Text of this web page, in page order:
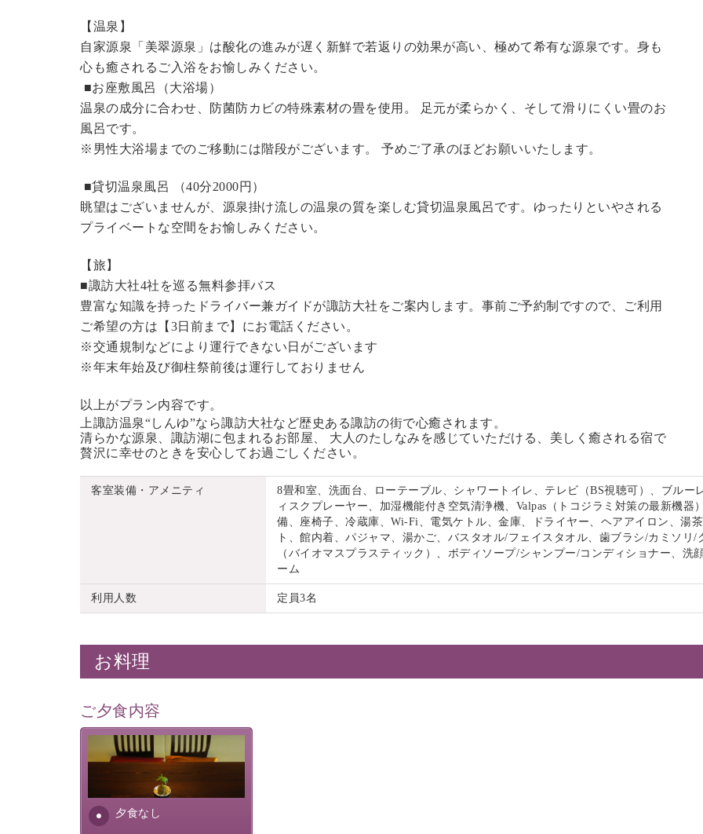
【温泉】
自家源泉「美翠源泉」は酸化の進みが遅く新鮮で若返りの効果が高い、極めて希有な源泉です。身も
心も癒されるご入浴をお愉しみください。
■お座敷風呂（大浴場）
温泉の成分に合わせ、防菌防カビの特殊素材の畳を使用。 足元が柔らかく、そして滑りにくい畳のお
風呂です。
※男性大浴場までのご移動には階段がございます。 予めご了承のほどお願いいたします。
■貸切温泉風呂 （40分2000円）
眺望はございませんが、源泉掛け流しの温泉の質を楽しむ貸切温泉風呂です。ゆったりといやされる
プライベートな空間をお愉しみください。
【旅】
■諏訪大社4社を巡る無料参拝バス
豊富な知識を持ったドライバー兼ガイドが諏訪大社をご案内します。 事前ご予約制ですので、ご利用
ご希望の方は【3日前まで】にお電話ください。
※交通規制などにより運行できない日がございます
※年末年始及び御柱祭前後は運行しておりません
以上がプラン内容です。
上諏訪温泉“しんゆ”なら諏訪大社など歴史ある諏訪の街で心癒されます。
清らかな源泉、諏訪湖に包まれるお部屋、 大人のたしなみを感じていただける、美しく癒される宿で
贅沢に幸せのときを安心してお過ごしください。
客室装備・アメニティ
8畳和室、洗面台、ローテーブル、シャワートイレ、テレビ（BS視聴可）、ブルー
ィスクプレーヤー、加湿機能付き空気清浄機、Valpas（トコジラミ対策の最新機器
備、座椅子、冷蔵庫、Wi-Fi、電気ケトル、金庫、ドライヤー、ヘアアイロン、湯
ト、館内着、パジャマ、湯かご、バスタオル/フェイスタオル、歯ブラシ/カミソリ/
（バイオマスプラスティック）、ボディソープ/シャンプー/コンディショナー、洗
ーム
利用人数 定員3名
お料理
ご夕食内容
夕食なし
夕食なしご夕食を追加される
場合は、二食付きのプランを
お選びくださいませ。